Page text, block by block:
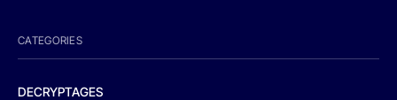
CATEGORIES
DECRYPTAGES